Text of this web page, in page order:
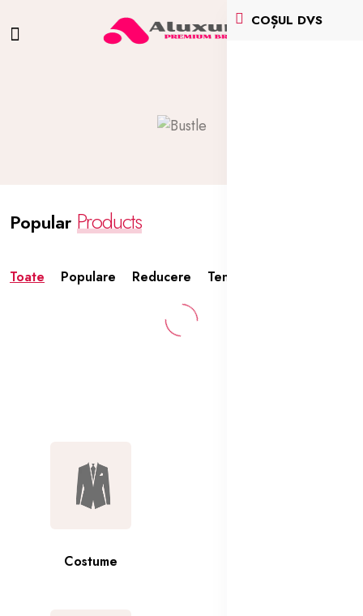
COȘUL DVS
Popular Products
Toate Populare Reducere Tendințe
Costume